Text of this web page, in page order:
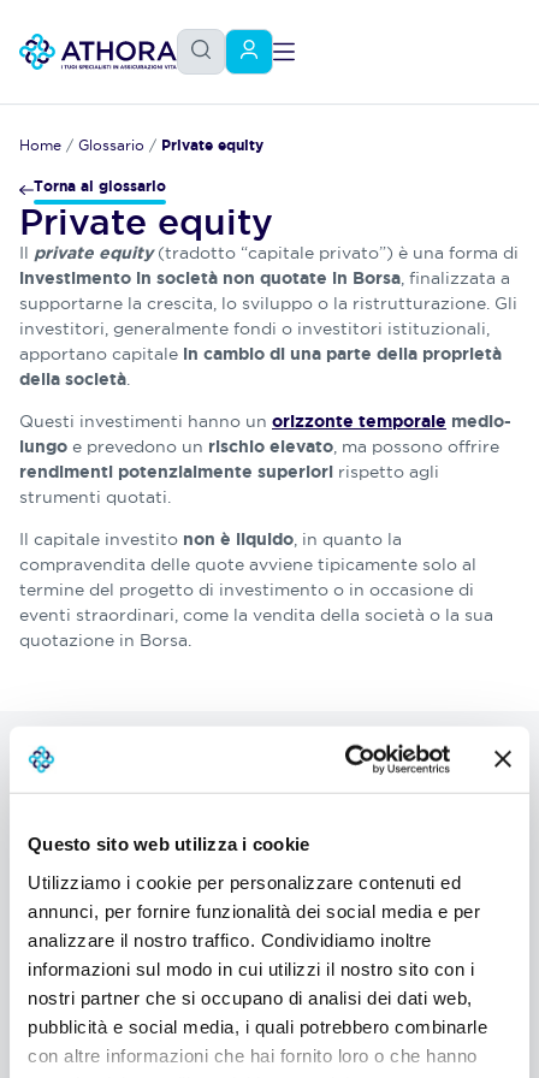
Questo sito web utilizza i cookie
Utilizziamo i cookie per personalizzare contenuti ed
annunci, per fornire funzionalità dei social media e per
analizzare il nostro traffico. Condividiamo inoltre
informazioni sul modo in cui utilizzi il nostro sito con i
nostri partner che si occupano di analisi dei dati web,
pubblicità e social media, i quali potrebbero combinarle
con altre informazioni che hai fornito loro o che hanno
Home / Glossario / Private equity
Torna al glossario
Private equity
Il private equity(tradotto “capitale privato”) è una forma di
investimento in società non quotate in Borsa, finalizzata a
supportarne la crescita, lo sviluppo o la ristrutturazione. Gli
investitori, generalmente fondi o investitori istituzionali,
apportano capitale in cambio di una parte della proprietà
della società.
Questi investimenti hanno un orizzonte temporale medio-
lungo e prevedono un rischio elevato, ma possono offrire
rendimenti potenzialmente superiori rispetto agli
strumenti quotati.
Il capitale investito non è liquido, in quanto la
compravendita delle quote avviene tipicamente solo al
termine del progetto di investimento o in occasione di
eventi straordinari, come la vendita della società o la sua
quotazione in Borsa.
Il nostro blog
Articoli che approfondiscono
questa voce di glossario
Come nasce un prodotto
assicurativo? Tutto sulla POG
(Product Oversight and
Governance)